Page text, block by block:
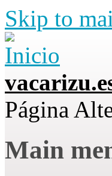
Skip to
Página
Main